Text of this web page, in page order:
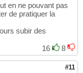
en ne pouvant pas
de pratiquer la
subir des
16
8
#11